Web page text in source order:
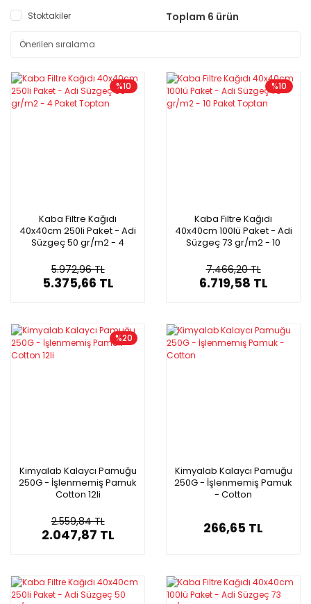
Stoktakiler Toplam 6 ürün
%10
Kaba Filtre Kağıdı
40x40cm 250li Paket - Adi
Süzgeç 50 gr/m2 - 4
5.972,96 TL
5.375,66 TL
%10
Kaba Filtre Kağıdı
40x40cm 100lü Paket - Adi
Süzgeç 73 gr/m2 - 10
7.466,20 TL
6.719,58 TL
%20
Kimyalab Kalaycı Pamuğu
250G - İşlenmemiş Pamuk
Cotton 12li
2.559,84 TL
2.047,87 TL
Kimyalab Kalaycı Pamuğu
250G - İşlenmemiş Pamuk
- Cotton
266,65 TL